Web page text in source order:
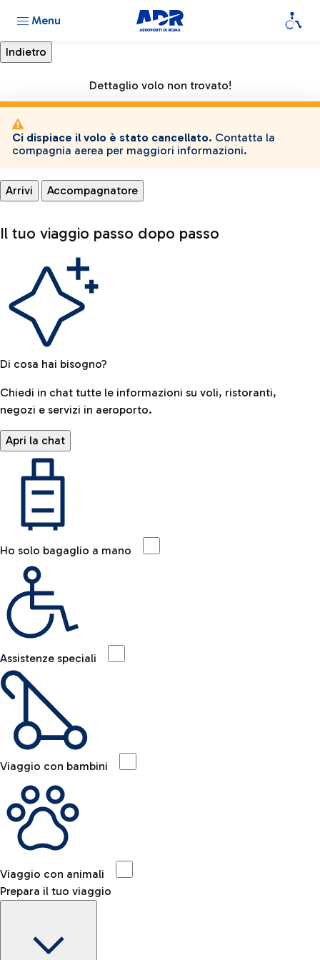
Menu
Dettaglio volo non trovato!
Ci dispiace il volo è stato cancellato. Contatta la
compagnia aerea per maggiori informazioni.
Arrivi Accompagnatore
Il tuo viaggio passo dopo passo
Di cosa hai bisogno?
Chiedi in chat tutte le informazioni su voli, ristoranti,
negozi e servizi in aeroporto.
Apri la chat
Ho solo bagaglio a mano
Assistenze speciali
Viaggio con bambini
Viaggio con animali
Prepara il tuo viaggio